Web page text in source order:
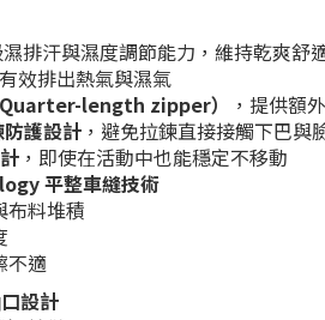
排汗與濕度調節能力，維持乾爽舒
有效排出熱氣與濕氣
length zipper）
，提供額
護設計 ，避免拉鍊直接接觸下巴與
，即使在活動中也能穩定不移動
平整車縫技術
布料堆積
不適
設計